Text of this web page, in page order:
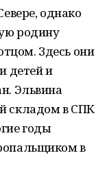
однако
родину
Здесь они
детей и
Эльвина
складом в СПК
годы
в